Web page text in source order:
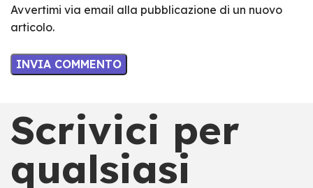
Avvertimi via email alla pubblicazione di un nuovo
articolo.
Scrivici per
qualsiasi